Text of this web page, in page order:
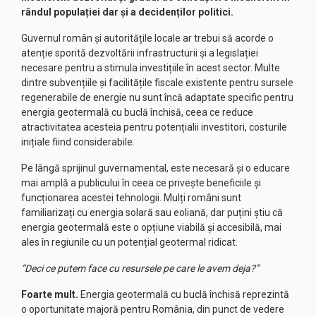
rândul populației dar și a decidenților politici.
Guvernul român și autoritățile locale ar trebui să acorde o
atenție sporită dezvoltării infrastructurii și a legislației
necesare pentru a stimula investițiile în acest sector. Multe
dintre subvențiile și facilitățile fiscale existente pentru sursele
regenerabile de energie nu sunt încă adaptate specific pentru
energia geotermală cu buclă închisă, ceea ce reduce
atractivitatea acesteia pentru potențialii investitori, costurile
inițiale fiind considerabile.
Pe lângă sprijinul guvernamental, este necesară și o educare
mai amplă a publicului în ceea ce privește beneficiile și
funcționarea acestei tehnologii. Mulți români sunt
familiarizați cu energia solară sau eoliană, dar puțini știu că
energia geotermală este o opțiune viabilă și accesibilă, mai
ales în regiunile cu un potențial geotermal ridicat.
“Deci ce putem face cu resursele pe care le avem deja?”
Foarte mult. Energia geotermală cu buclă închisă reprezintă
o oportunitate majoră pentru România, din punct de vedere